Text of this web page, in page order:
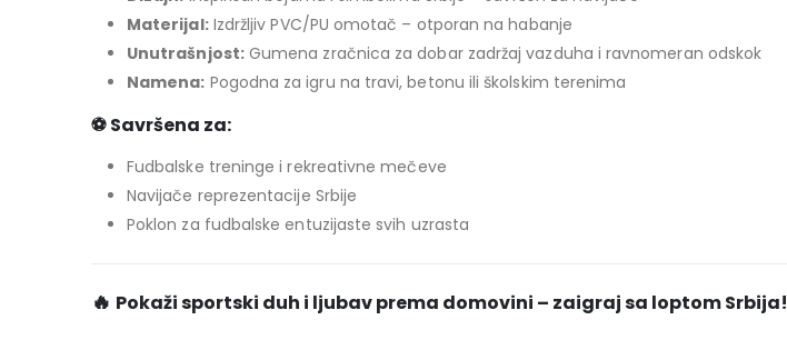
Materijal:Izdržljiv PVC/PU omotač – otporan na habanje
Unutrašnjost:Gumena zračnica za dobar zadržaj vazduha i ravnomeran odskok
Namena: Pogodna za igru na travi, betonu ili školskim terenima
⚽Savršena za:
Fudbalske treninge i rekreativne mečeve
Navijače reprezentacije Srbije
Poklon za fudbalske entuzijaste svih uzrasta
🔥 Pokaži sportski duh i ljubav prema domovini – zaigraj sa loptom Srbija!